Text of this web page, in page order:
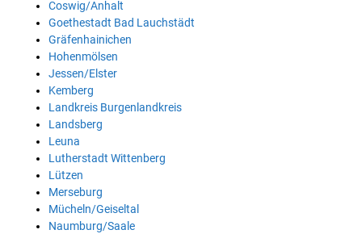
Coswig/Anhalt
Goethestadt Bad Lauchstädt
Gräfenhainichen
Hohenmölsen
Jessen/Elster
Kemberg
Landkreis Burgenlandkreis
Landsberg
Leuna
Lutherstadt Wittenberg
Lützen
Merseburg
Mücheln/Geiseltal
Naumburg/Saale